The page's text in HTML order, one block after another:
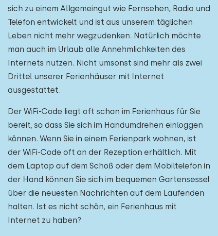
sich zu einem Allgemeingut wie Fernsehen, Radio und
Telefon entwickelt und ist aus unserem täglichen
Leben nicht mehr wegzudenken. Natürlich möchte
man auch im Urlaub alle Annehmlichkeiten des
Internets nutzen. Nicht umsonst sind mehr als zwei
Drittel unserer Ferienhäuser mit Internet
ausgestattet.
Der WiFi-Code liegt oft schon im Ferienhaus für Sie
bereit, so dass Sie sich im Handumdrehen einloggen
können. Wenn Sie in einem Ferienpark wohnen, ist
der WiFi-Code oft an der Rezeption erhältlich. Mit
dem Laptop auf dem Schoß oder dem Mobiltelefon in
der Hand können Sie sich im bequemen Gartensessel
über die neuesten Nachrichten auf dem Laufenden
halten. Ist es nicht schön, ein Ferienhaus mit
Internet zu haben?